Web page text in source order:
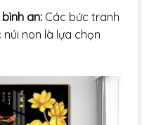
an: Các bức tranh
non là lựa chọn